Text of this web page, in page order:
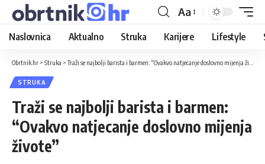
Aa
Naslovnica Aktualno Struka Karijere Lifestyle
Obrtnik.hr > Struka >Traži se najbolji barista i barmen: “Ovakvo natjecanje doslovno mijenja živote”
STRUKA
Traži se najbolji barista i barmen:
“Ovakvo natjecanje doslovno mijenja
živote”